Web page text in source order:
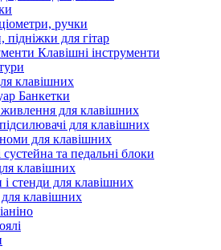
ручки
підніжки для гітар
Клавішні інструменти
клавішних
Банкетки
для клавішних
для клавішних
для клавішних
сустейна та педальні блоки
клавішних
і стенди для клавішних
клавішних